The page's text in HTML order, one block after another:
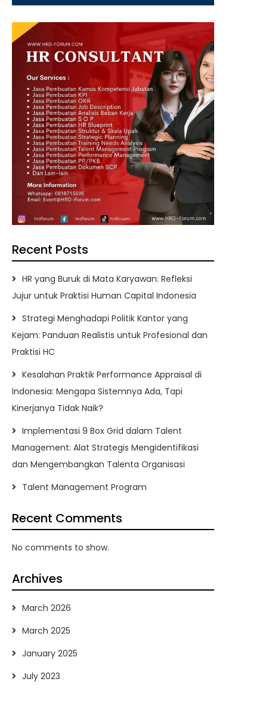
Recent Posts
HR yang Buruk di Mata Karyawan: Refleksi
Jujur untuk Praktisi Human Capital Indonesia
Strategi Menghadapi Politik Kantor yang
Kejam: Panduan Realistis untuk Profesional dan
Praktisi HC
Kesalahan Praktik Performance Appraisal di
Indonesia: Mengapa Sistemnya Ada, Tapi
Kinerjanya Tidak Naik?
Implementasi 9 Box Grid dalam Talent
Management: Alat Strategis Mengidentifikasi
dan Mengembangkan Talenta Organisasi
Talent Management Program
Recent Comments
No comments to show.
Archives
March 2026
March 2025
January 2025
July 2023